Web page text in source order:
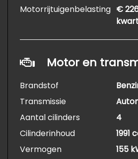
Motorrijtuigenbelasting €
Motor en
Brandstof
Transmissie
Aantal cilinders
4
Cilinderinhoud
1991
Vermogen
155